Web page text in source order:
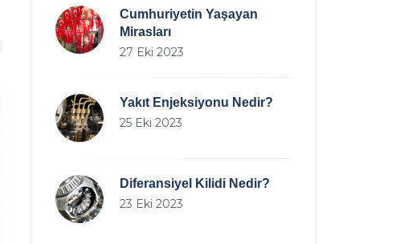
Cumhuriyetin Yaşayan
Mirasları
27 Eki 2023
Yakıt Enjeksiyonu Nedir?
25 Eki 2023
Diferansiyel Kilidi Nedir?
23 Eki 2023